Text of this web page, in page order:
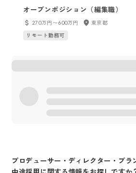
オープンポジション（編集職）
270万円〜600万円
東京都
リモート勤務可
プロデューサー・ディレクター・プラ